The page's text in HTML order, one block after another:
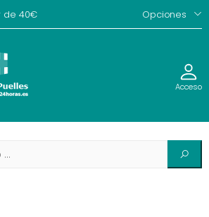
de 40€ Opciones
Acceso